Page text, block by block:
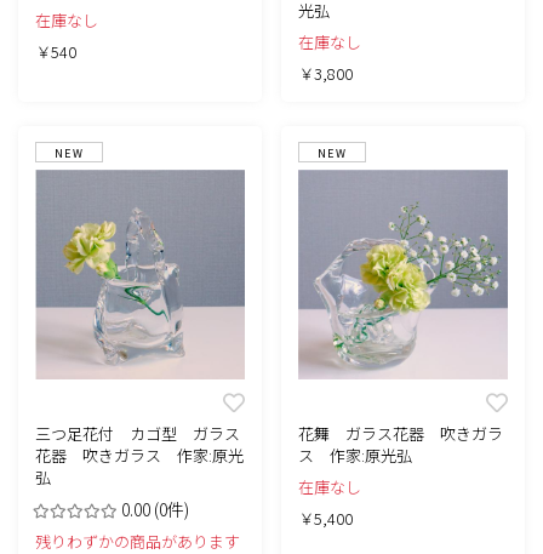
在庫なし
￥540
光弘
在庫なし
￥3,800
NEW
三つ足花付 カゴ型 ガラス
花器 吹きガラス 作家:原光
弘
0.00 (0件)
残りわずかの商品があります
NEW
花舞 ガラス花器 吹きガラ
ス 作家:原光弘
在庫なし
￥5,400